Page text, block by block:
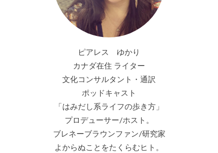
ピアレス ゆかり
カナダ在住 ライター
文化コンサルタント・通訳
ポッドキャスト
「はみだし系ライフの歩き方」
プロデューサー/ホスト。
ブレネーブラウンファン/研究家
よからぬことをたくらむヒト。